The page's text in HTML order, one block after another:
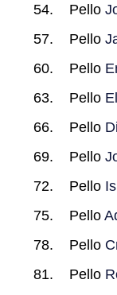
Pello
Pello
Pello
Pello
Pello
Pello
Pello
Pello
Pello
Pello